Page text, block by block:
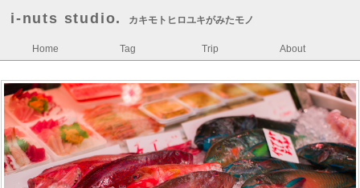
i-nuts studio. カキモトヒロユキがみたモノ
Home Tag Trip About